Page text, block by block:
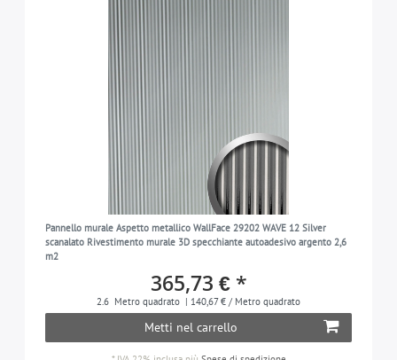
Pannello murale Aspetto metallico WallFace 29202 WAVE 12 Silver
scanalato Rivestimento murale 3D specchiante autoadesivo argento 2,6
m2
365,73 € *
2.6 Metro quadrato | 140,67 € / Metro quadrato
Metti nel carrello